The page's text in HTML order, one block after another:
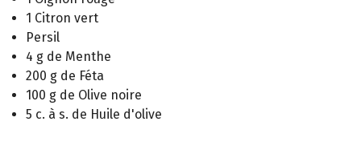
1 Citron vert
Persil
4 g de Menthe
200 g de Féta
100 g de Olive noire
5 c. à s. de Huile d'olive